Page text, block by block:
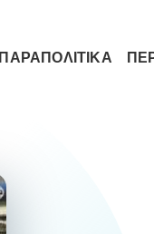
ΠΑΡΑΠΟΛΙΤΙΚΑ